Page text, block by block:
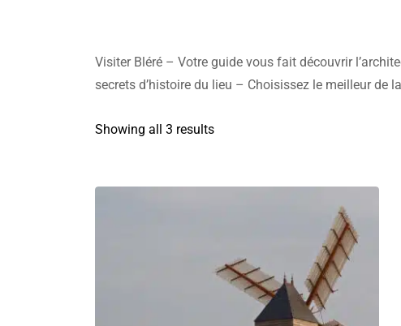
Visiter Bléré – Votre guide vous fait découvrir
secrets d’histoire du lieu – Choisissez le meilleur de
Showing all 3 results